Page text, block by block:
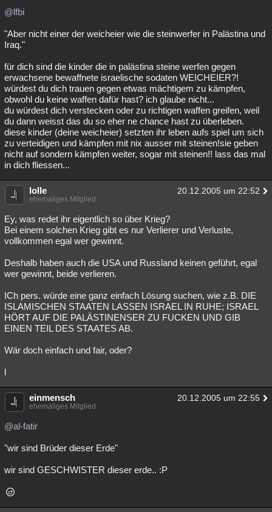
@lfbi
"Aber nicht einer der weicheier wie die steinwerfer in Palästina und
Iraq."
für dich sind die kinder die in palästina steine werfen gegen
erwachsene bewaffnete israelische sodaten WEICHEIER?!
würdest du dich trauen gegen etwas mächtigem zu kämpfen,
obwohl du keine waffen dafür hast? ich glaube nicht...
du würdest dich verstecken oder zu richtigen waffen greifen, weil
du dann weisst das du so eher ne chance hast zu überleben.
diese kinder (deine weicheier) setzten ihr leben aufs spiel um sich
zu verteidigen und kämpfen mit nix ausser mit steinen!sie geben
nicht auf sondern kämpfen weiter, sogar mit steinen!! lass das mal
in dich fliessen...
lolle 20.12.2005 um 22:52
ehemaliges Mitglied
Ey, was redet ihr eigentlich so über Krieg?
Bei einem solchen Krieg gibt es nur Verlierer und Verluste,
vollkommen egal wer gewinnt.
Deshalb haben auch die USA und Russland keinen geführt, egal
wer gewinnt, beide verlieren.
ICh pers. würde eine ganz einfach Lösung suchen, wie z.B. DIE
ISLAMISCHEN STAATEN LASSEN ISRAEL IN RUHE; ISRAEL
HÖRT AUF DIE PALÄSTINENSER ZU FUCKEN UND GIB
EINEN TEIL DES STAATES AB.
Wär doch einfach und fair, oder?
l
einmensch 20.12.2005 um 22:55
ehemaliges Mitglied
@al-fatir
"wir sind Brüder dieser Erde"
wir sind GESCHWISTER dieser erde.. :P